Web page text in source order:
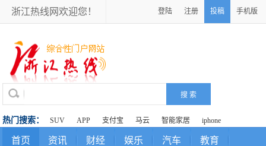
浙江热线网欢迎您！ 登陆 注册 投稿 手机版
热门搜索： SUV APP 支付宝 马云 智能家居 iphone
首页 资讯 财经 娱乐 汽车 教育